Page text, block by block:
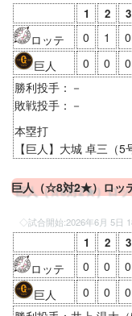
1 2 3
ロッテ 0 1 0
巨人
0 0 0
勝利投手：－
敗戦投手：－
本塁打
【巨人】大城 卓三（5
巨人（☆8対2★）ロッ
◇試合開始:2026年6月 5日
1 2 3
ロッテ 0 0 0
巨人
0 0 0